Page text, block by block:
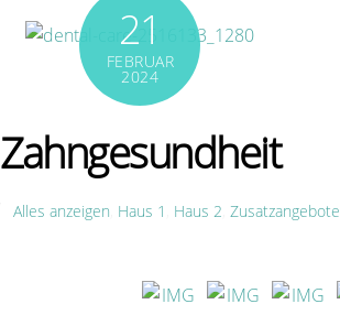
21
FEBRUAR
2024
Zahngesundheit
Alles anzeigen Haus 1 Haus 2 Zusatzangebote